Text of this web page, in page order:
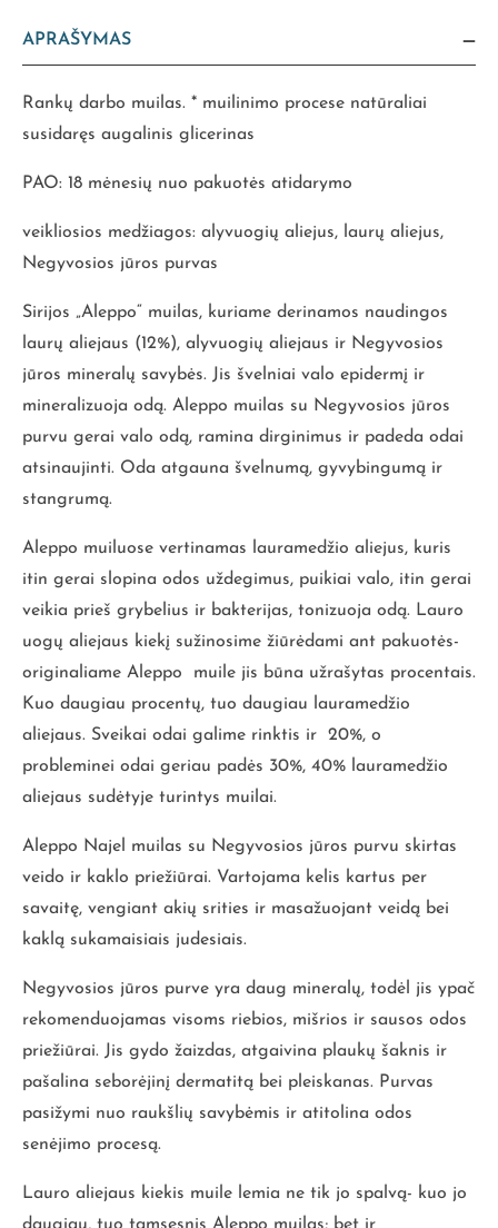
APRAŠYMAS
Rankų darbo muilas. * muilinimo procese natūraliai
susidaręs augalinis glicerinas
PAO: 18 mėnesių nuo pakuotės atidarymo
veikliosios medžiagos: alyvuogių aliejus, laurų aliejus,
Negyvosios jūros purvas
Sirijos „Aleppo“ muilas, kuriame derinamos naudingos
laurų aliejaus (12%), alyvuogių aliejaus ir Negyvosios
jūros mineralų savybės. Jis švelniai valo epidermį ir
mineralizuoja odą. Aleppo muilas su Negyvosios jūros
purvu gerai valo odą, ramina dirginimus ir padeda odai
atsinaujinti. Oda atgauna švelnumą, gyvybingumą ir
stangrumą.
Aleppo muiluose vertinamas lauramedžio aliejus, kuris
itin gerai slopina odos uždegimus, puikiai valo, itin gerai
veikia prieš grybelius ir bakterijas, tonizuoja odą. Lauro
uogų aliejaus kiekį sužinosime žiūrėdami ant pakuotės-
originaliame Aleppo muile jis būna užrašytas procentais.
Kuo daugiau procentų, tuo daugiau lauramedžio
aliejaus. Sveikai odai galime rinktis ir 20%, o
probleminei odai geriau padės 30%, 40% lauramedžio
aliejaus sudėtyje turintys muilai.
Aleppo Najel muilas su Negyvosios jūros purvu skirtas
veido ir kaklo priežiūrai. Vartojama kelis kartus per
savaitę, vengiant akių srities ir masažuojant veidą bei
kaklą sukamaisiais judesiais.
Negyvosios jūros purve yra daug mineralų, todėl jis ypač
rekomenduojamas visoms riebios, mišrios ir sausos odos
priežiūrai. Jis gydo žaizdas, atgaivina plaukų šaknis ir
pašalina seborėjinį dermatitą bei pleiskanas. Purvas
pasižymi nuo raukšlių savybėmis ir atitolina odos
senėjimo procesą.
Lauro aliejaus kiekis muile lemia ne tik jo spalvą- kuo jo
daugiau, tuo tamsesnis Aleppo muilas; bet ir